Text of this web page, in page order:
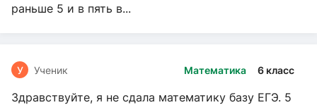
раньше 5 и в пять в...
Математика 6 класс
У Ученик
Здравствуйте, я не сдала математику базу ЕГЭ. 5